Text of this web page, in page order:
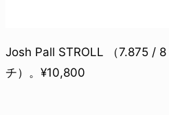
Josh Pall STROLL （7.875 /
チ）。¥10,800